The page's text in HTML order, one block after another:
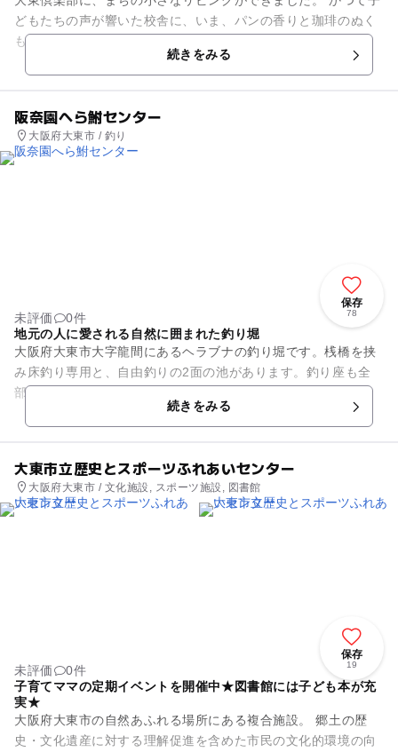
どもたちの声が響いた校舎に、いま、パンの香りと珈琲のぬく
もりが満ちています。 のあガーデンは、2020年「ガレット・
続きをみる
阪奈園へら鮒センター
大阪府大東市 / 釣り
保存
78
未評価
0件
地元の人に愛される自然に囲まれた釣り堀
大阪府大東市大字龍間にあるヘラブナの釣り堀です。桟橋を挟
み床釣り専用と、自由釣りの2面の池があります。釣り座も全
部で210席あり、大きいところです。自然に囲まれた高地にウ
ドン餌のみ使用可能なウド...続きをみる
大東市立歴史とスポーツふれあいセンター
大阪府大東市 / 文化施設, スポーツ施設, 図書館
保存
19
未評価
0件
子育てママの定期イベントを開催中★図書館には子ども本が充
実★
大阪府大東市の自然あふれる場所にある複合施設。 郷土の歴
史・文化遺産に対する理解促進を含めた市民の文化的環境の向